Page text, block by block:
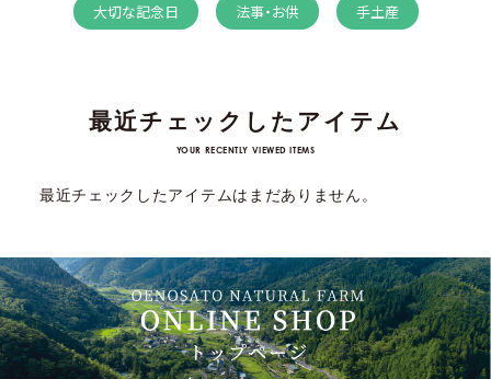
大切な記念日 法事・お供 手土産
最近チェックしたアイテム
YOUR RECENTLY VIEWED ITEMS
最近チェックしたアイテムはまだありません。